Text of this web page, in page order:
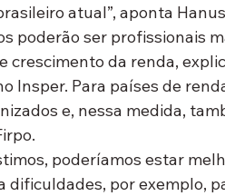
atual”, aponta
poderão ser profissionais
crescimento da renda,
Insper. Para países de
e, nessa medida,
poderíamos estar
dificuldades, por exemplo,